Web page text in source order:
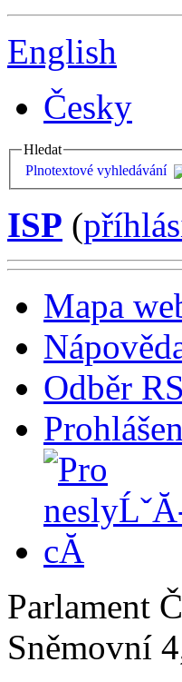
English
Česky
Hledat
Plnotextové vyhledávání
ISP (
Mapa
Odběr
Parlament
Sněmovní